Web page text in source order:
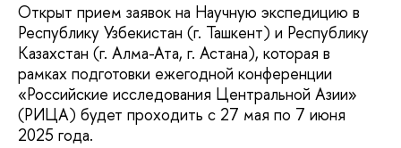
Открыт прием заявок на Научную экспедицию в
Республику Узбекистан (г. Ташкент) и Республику
Казахстан (г. Алма-Ата, г. Астана), которая в
рамках подготовки ежегодной конференции
«Российские исследования Центральной Азии»
(РИЦА) будет проходить с 27 мая по 7 июня
2025 года.